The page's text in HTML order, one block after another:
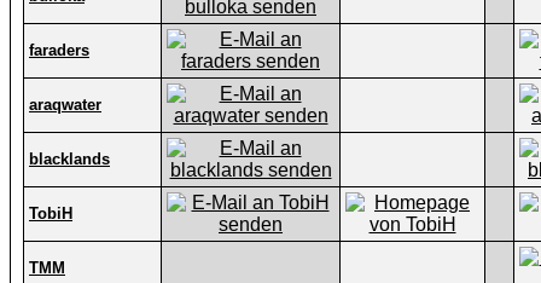
faraders
araqwater
blacklands
TobiH
TMM